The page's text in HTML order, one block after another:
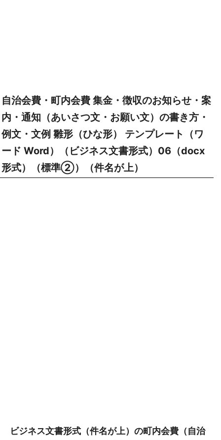
自治会費・町内会費 集金・徴収のお知らせ・案
内・通知（あいさつ文・お願い文）の書き方・
例文・文例 雛形（ひな形） テンプレート（ワ
ード Word）（ビジネス文書形式）06（docx
形式）（標準②）（件名が上）
ビジネス文書形式（件名が上）の町内会費（自治